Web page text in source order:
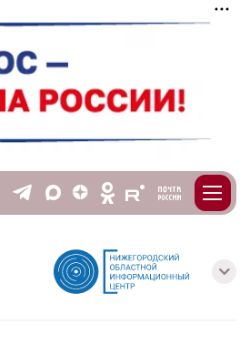
T X Z O E m
с